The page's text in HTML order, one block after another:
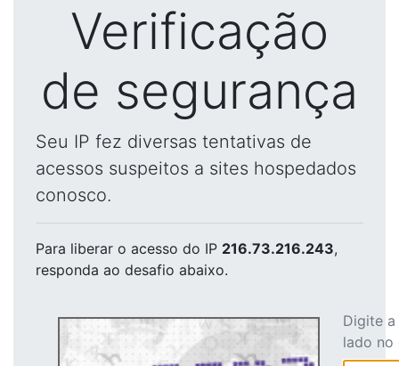
Verificação
de segurança
Seu IP fez diversas tentativas de
acessos suspeitos a sites hospedados
conosco.
Para liberar o acesso do IP 216.73.216.243,
responda ao desafio abaixo.
Digite
lado no